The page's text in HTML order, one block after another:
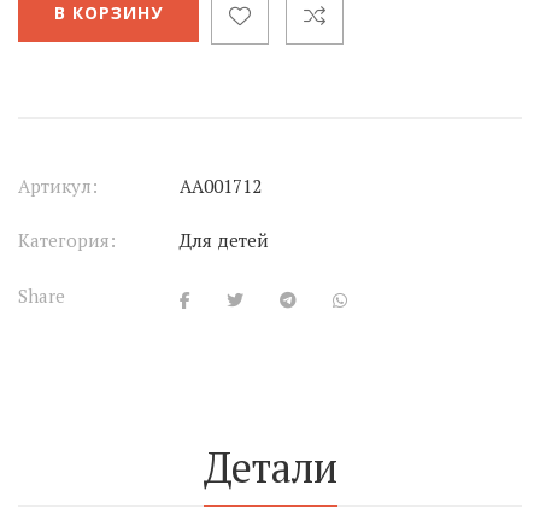
В КОРЗИНУ
Артикул: АА001712
Категория: Для детей
Share
Детали